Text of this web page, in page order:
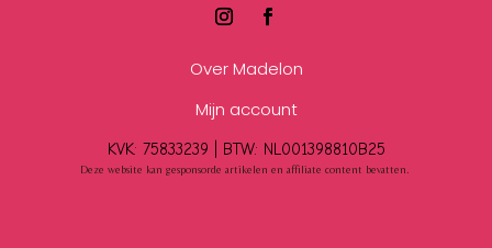
Over Madelon
Mijn account
KVK: 75833239 | BTW: NL001398810B25
Deze website kan gesponsorde artikelen en affiliate content bevatten.